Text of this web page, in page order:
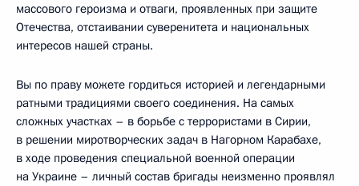
массового героизма и отваги, проявленных при защите
Отечества, отстаивании суверенитета и национальных
интересов нашей страны.
Вы по праву можете гордиться историей и легендарными
ратными традициями своего соединения. На самых
сложных участках – в борьбе с террористами в Сирии,
в решении миротворческих задач в Нагорном Карабахе,
в ходе проведения специальной военной операции
на Украине – личный состав бригады неизменно проявлял